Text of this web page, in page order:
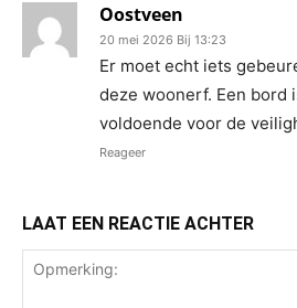
Oostveen
20 mei 2026 Bij 13:23
Er moet echt iets
deze woonerf. Een bord
voldoende voor de
Reageer
LAAT EEN REACTIE ACHTER